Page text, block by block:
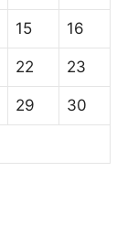
15 16
22 23
29 30